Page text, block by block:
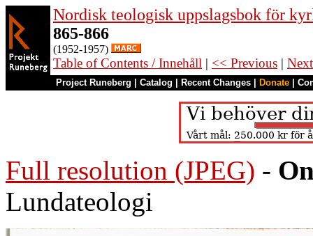
Nordisk teologisk uppslagsbok för
865-866
(1952-1957)
Table of Contents / Innehåll | << Previous |
Project Runeberg Catalog Recent Changes Donate
Full resolution (JPEG) -
Lundateologi